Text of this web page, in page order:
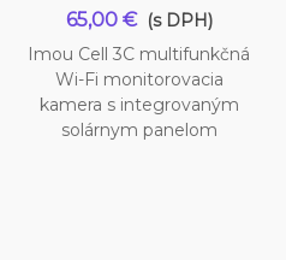
65,00 € (s DPH)
Imou Cell 3C multifunkčná
Wi-Fi monitorovacia
kamera s integrovaným
solárnym panelom